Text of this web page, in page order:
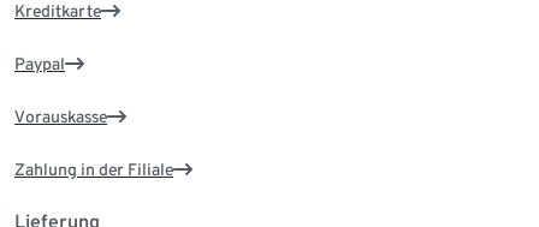
Kreditkarte
Paypal
Vorauskasse
Zahlung in der Filiale
Lieferung